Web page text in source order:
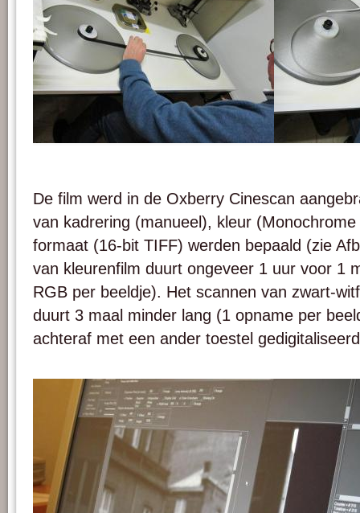
De film werd in de Oxberry Cinescan
van kadrering (manueel), kleur
formaat (16-bit TIFF) werden bepaald (zie
van kleurenfilm duurt ongeveer 1 uur voor 1
RGB per beeldje). Het scannen van zwart-
duurt 3 maal minder lang (1 opname per
achteraf met een ander toestel